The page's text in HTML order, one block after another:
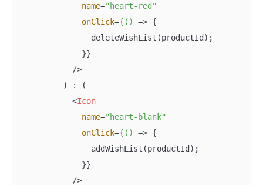
name="heart-red"
onClick={() => {
                deleteWishList(productId);
              }}
            />
          ) : (
<Icon
name="heart-blank"
onClick={() => {
                addWishList(productId);
              }}
            />